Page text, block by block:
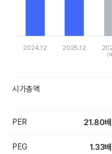
2024.12 2025.12
(
시가총액
PER 21.80배
PEG 1.33배